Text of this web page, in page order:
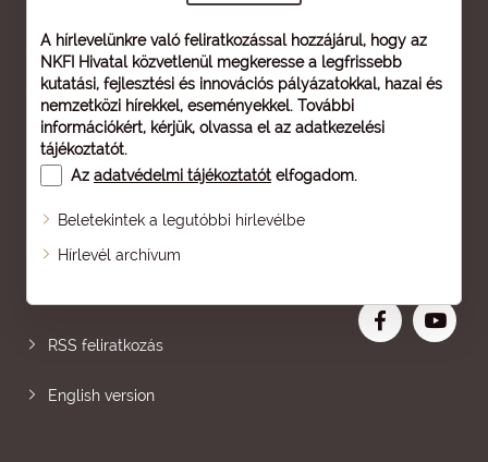
A hírlevelünkre való feliratkozással hozzájárul, hogy az
NKFI Hivatal közvetlenül megkeresse a legfrissebb
kutatási, fejlesztési és innovációs pályázatokkal, hazai és
nemzetközi hírekkel, eseményekkel. További
információkért, kérjük, olvassa el az adatkezelési
tájékoztatót.
Az adatvédelmi tájékoztatót elfogadom.
Beletekintek a legutóbbi hírlevélbe
Hírlevél archívum
Oldaltérkép
RSS feliratkozás
English version